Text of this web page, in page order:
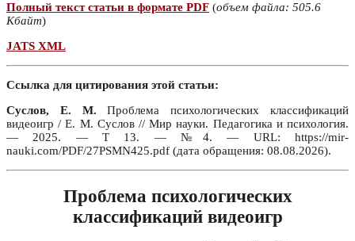
Полный текст статьи в формате PDF (объем файла: 505.6
Кбайт)
JATS XML
Ссылка для цитирования этой статьи:
Суслов, Е. М. Проблема психологических классификаций
видеоигр / Е. М. Суслов // Мир науки. Педагогика и психология.
— 2025. — Т 13. — №4. — URL: https://mir-
nauki.com/PDF/27PSMN425.pdf (дата обращения: 08.08.2026).
Проблема психологических
классификаций видеоигр